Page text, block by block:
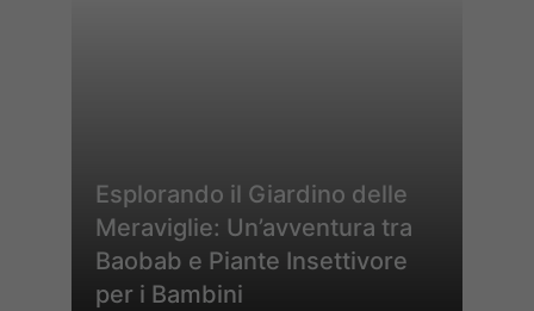
Esplorando il Giardino delle
Meraviglie: Un’avventura tra
Baobab e Piante Insettivore
per i Bambini